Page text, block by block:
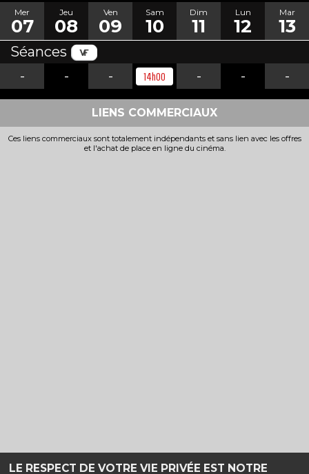
LE RESPECT DE VOTRE VIE PRIVÉE EST NOTRE
Mer
07
Jeu
08
Ven
09
Sam
10
Dim
11
Lun
12
Mar
13
Séances
-
- - 14h00 - - -
LIENS COMMERCIAUX
Ces liens commerciaux sont totalement indépendants et sans lien avec les offres
et l'achat de place en ligne du cinéma.